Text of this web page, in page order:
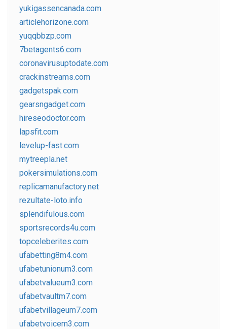
yukigassencanada.com
articlehorizone.com
yuqqbbzp.com
7betagents6.com
coronavirusuptodate.com
crackinstreams.com
gadgetspak.com
gearsngadget.com
hireseodoctor.com
lapsfit.com
levelup-fast.com
mytreepla.net
pokersimulations.com
replicamanufactory.net
rezultate-loto.info
splendifulous.com
sportsrecords4u.com
topceleberites.com
ufabetting8m4.com
ufabetunionum3.com
ufabetvalueum3.com
ufabetvaultm7.com
ufabetvillageum7.com
ufabetvoicem3.com